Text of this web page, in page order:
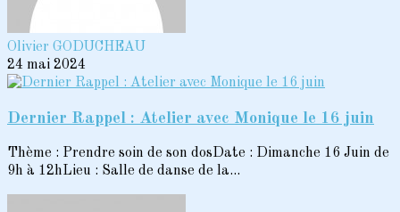
Olivier GODUCHEAU
24 mai 2024
Dernier Rappel : Atelier avec Monique le 16 juin
Thème : Prendre soin de son dosDate : Dimanche 16 Juin de
9h à 12hLieu : Salle de danse de la...